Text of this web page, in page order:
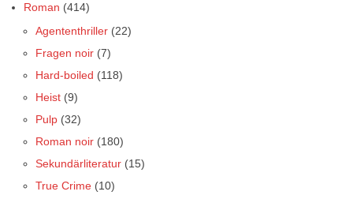
Roman (414)
Agententhriller (22)
Fragen noir (7)
Hard-boiled (118)
Heist (9)
Pulp (32)
Roman noir (180)
Sekundärliteratur (15)
True Crime (10)